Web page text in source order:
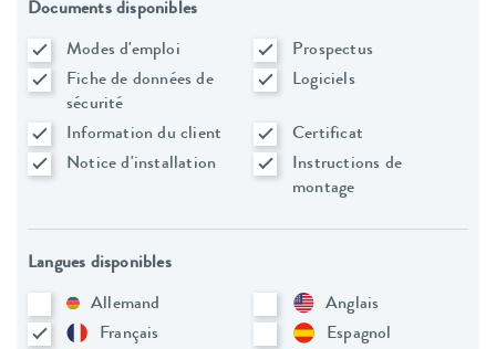
Documents disponibles
Modes d'emploi
Prospectus
Fiche de données de
sécurité
Logiciels
Information du client
Certificat
Notice d'installation
Instructions de
montage
Langues disponibles
Allemand
Anglais
Français
Espagnol